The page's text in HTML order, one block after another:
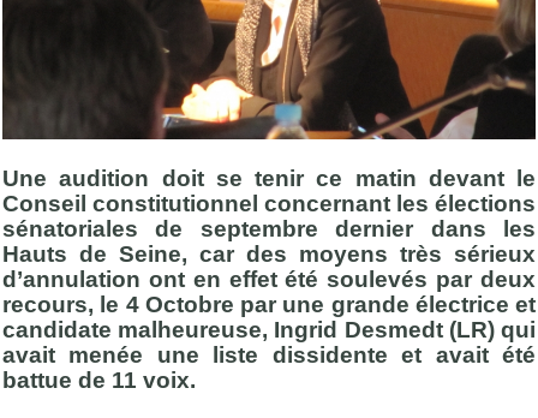
Une audition doit se tenir ce matin devant le
Conseil constitutionnel concernant les élections
sénatoriales de septembre dernier dans les
Hauts de Seine, car des moyens très sérieux
d’annulation ont en effet été soulevés par deux
recours, le 4 Octobre par une grande électrice et
candidate malheureuse, Ingrid Desmedt (LR) qui
avait menée une liste dissidente et avait été
battue de 11 voix.